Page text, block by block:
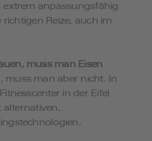
extrem anpassungsfähig
Reize, auch im
muss man Eisen
muss man aber nicht. In
in der Eifel
alternativen,